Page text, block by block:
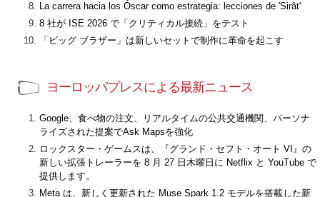
La carrera hacia los Óscar como estrategia: lecciones de 'Sirât'
8 社が ISE 2026 で「クリティカル接続」をテスト
「ビッグ ブラザー」は新しいセットで制作に革命を起こす
ヨーロッパプレスによる最新ニュース
Google、食べ物の注文、リアルタイムの公共交通機関、パーソナ
ライズされた提案でAsk Mapsを強化
ロックスター・ゲームスは、『グランド・セフト・オート VI』の
新しい拡張トレーラーを 8 月 27 日木曜日に Netflix と YouTube で
提供します。
Meta は、新しく更新された Muse Spark 1.2 モデルを搭載した新